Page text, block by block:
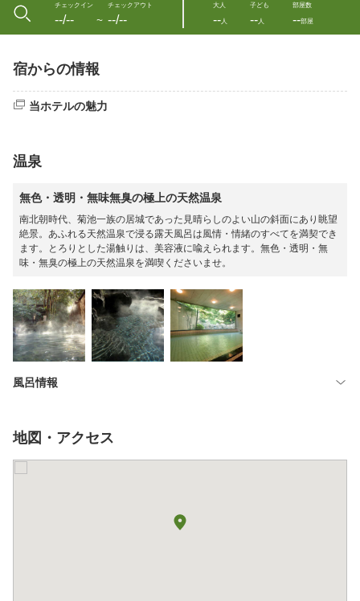
チェックイン
--/-- 〜
チェックアウト
--/--
大人
--人
子ども
--人
部屋数
--部屋
宿からの情報
当ホテルの魅力
温泉
無色・透明・無味無臭の極上の天然温泉
南北朝時代、菊池一族の居城であった見晴らしのよい山の斜面にあり眺望
絶景。あふれる天然温泉で浸る露天風呂は風情・情緒のすべてを満契でき
ます。とろりとした湯触りは、美容液に喩えられます。無色・透明・無
味・無臭の極上の天然温泉を満喫くださいませ。
風呂情報
地図・アクセス